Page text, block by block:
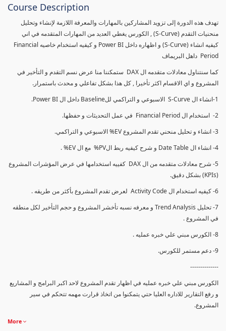
Course Description
تهدف هذه الدورة إلى تزويد المشاركين بالمهارات والمعرفة اللازمة لإنشاء وتحليل
منحنيات التقدم (S-Curve) , الكورس يغطي العديد من المهارات المتقدمه في اني
كيفيه انشاء (S-Curve) و اظهاره داخل Power BI و كيفيه استخدام خاصيه Financial
Period داهل البريماف
كما سنتناول معادلات متقدمه ال DAX ستمكننا منا عرض نسم التقدم و التأخير في
المشروع و اي الاقسام اكثر تأخيرا , كل هذا بشكل تفاعلي و محدث باستمرار.
1-انشاء ال S-Curve الاسبوعي و التراكمي للBaseline داخل ال Power BI.
2- استخدام ال Financial Period في عمل التحديثات و حفظها.
3- انشاء و تحليل منحني تقدم المشروع EV% الاسبوعي و التراكمي.
4- انشاء ال Date Table و شرح كيفيه ربط الPV% مع ال EV% .
5- شرح معادلات متقدمه من ال DAX كفييه استخدامها في عرض المؤشرات المشروع
(KPIs) بشكل دقيق.
6- كيفيه استخدام ال Activity Code لعرض تقدم المشروع بأكثر من طريقه .
7- تحليل Trend Analysis و معرفه نسبه تأخشر المشروع و حجم التأخير لكل منطقه
في المشروع .
8- الكورس مبني علي خبره عمليه .
9- دعم مستمر للكورس.
--------------
الكورس مبني علي خبره عمليه في اظهار تقدم المشروع لاحد اكبر البرامج و المشاريع
و رفع التقارير للاداره العليا حتي يتمكنوا من اتخاذ قرارت مهمه تتحكم في سير
المشروع.
More